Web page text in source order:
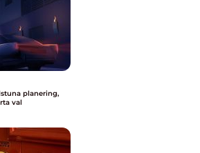
val